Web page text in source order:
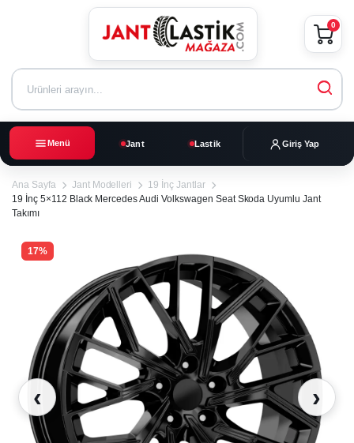
Menü Jant Lastik Giriş Yap
0
Ana Sayfa Jant Modelleri
19 İnç Jantlar
19 İnç 5×112 Black Mercedes Audi Volkswagen Seat Skoda Uyumlu Jant
Takımı
17%
‹ ›